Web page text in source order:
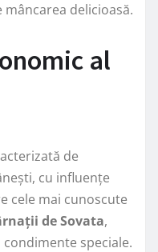
delicioasă.
al
de
cu influențe
cele mai cunoscute
de Sovata,
speciale.